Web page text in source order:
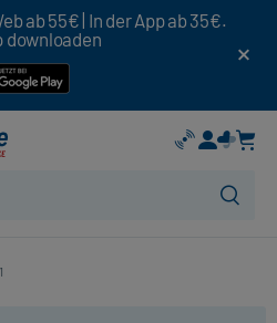
ab 55€ | In der App ab 35€.
downloaden